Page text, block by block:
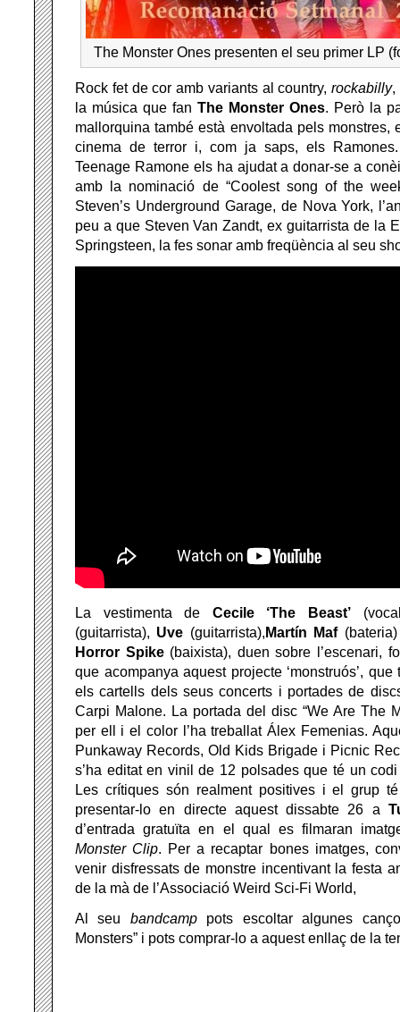
The Monster Ones presenten el seu primer LP
Rock fet de cor amb variants al country,rockabilly,
la música que fan The Monster Ones. Però la
mallorquina també està envoltada pels monstres,
cinema de terror i, com ja saps, els
Teenage Ramone els ha ajudat a donar-se a
amb la nominació de “Coolest song of the
Steven’s Underground Garage, de Nova York,
peu a que Steven Van Zandt, ex guitarrista de la
Springsteen, la fes sonar amb freqüència al seu
La vestimenta de Cecile ‘The Beast’
(guitarrista), Uve (guitarrista), Martín Maf(bateria)
Horror Spike(baixista), duen sobre l’escenari,
que acompanya aquest projecte ‘monstruós’,
els cartells dels seus concerts i portades de
Carpi Malone. La portada del disc “We Are The
per ell i el color l’ha treballat Álex Femenias.
Punkaway Records, Old Kids Brigade i Picnic
s’ha editat en vinil de 12 polsades que té un
Les crítiques són realment positives i el grup
presentar-lo en directe aquest dissabte 26 a
d’entrada gratuïta en el qual es filmaran
Monster Clip. Per a recaptar bones imatges,
venir disfressats de monstre incentivant la festa
de la mà de l’Associació Weird Sci-Fi World,
Al seu bandcamp pots escoltar algunes
Monsters” i pots comprar-lo a aquest enllaç de la